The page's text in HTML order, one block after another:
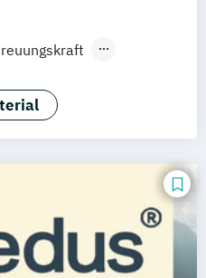
Ernährungsberater